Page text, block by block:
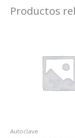
Productos
Autoclave